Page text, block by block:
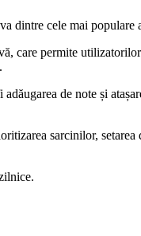
dintre cele mai populare
care permite
de note și
sarcinilor,